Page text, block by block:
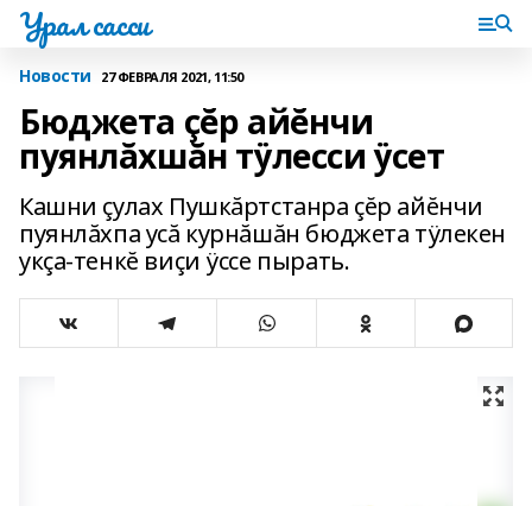
Урал сасси
Новости 27 ФЕВРАЛЯ 2021, 11:50
Бюджета çĕр айĕнчи
пуянлăхшăн тÿлесси ÿсет
Кашни çулах Пушкăртстанра çĕр айĕнчи
пуянлăхпа усă курнăшăн бюджета тÿлекен
укçа-тенкĕ виçи ÿссе пырать.